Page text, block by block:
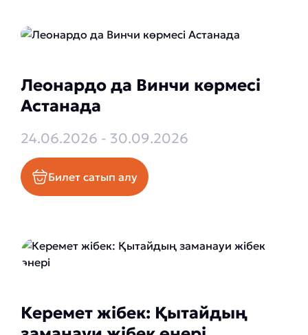
Леонардо да Винчи көрмесі
Астанада
24.06.2026 - 30.09.2026
Билет сатып алу
Керемет жібек: Қытайдың